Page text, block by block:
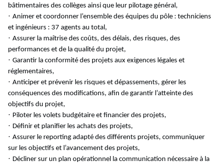
bâtimentaires des collèges ainsi que leur pilotage général,
· Animer et coordonner l’ensemble des équipes du pôle : techniciens
et ingénieurs : 37 agents au total,
· Assurer la maîtrise des coûts, des délais, des risques, des
performances et de la qualité du projet,
· Garantir la conformité des projets aux exigences légales et
réglementaires,
· Anticiper et prévenir les risques et dépassements, gérer les
conséquences des modifications, afin de garantir l’atteinte des
objectifs du projet,
· Piloter les volets budgétaire et financier des projets,
· Définir et planifier les achats des projets,
· Assurer le reporting adapté des différents projets, communiquer
sur les objectifs et l’avancement des projets,
· Décliner sur un plan opérationnel la communication nécessaire à la